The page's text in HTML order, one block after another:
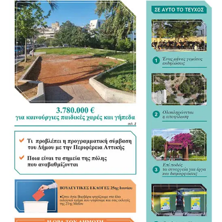
Για τον νέο Κώδικα της Αυτοδιοίκησης αναγνώρισε ως
σημαντικό βήμα τη συγκέντρωση της διάσπαρτης
νομοθεσίας σε ένα ενιαίο κείμενο, άσκησε όμως κριτική
στον τρόπο με τον οποίο διαμορφώνεται. «Η
Αυτοδιοίκηση ξέρει τι Αυτοδιοίκηση θέλει», σημείωσε,
υποστηρίζοντας ότι οι Δήμοι θα έπρεπε να έχουν πολύ
πιο καθοριστικό ρόλο στη διαμόρφωση του νέου
πλαισίου.
«Τα ουσιώδη είναι οι αρμοδιότητες και οι πόροι»